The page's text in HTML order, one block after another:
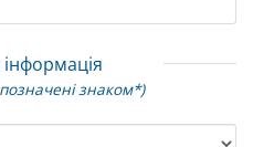
знаком*)